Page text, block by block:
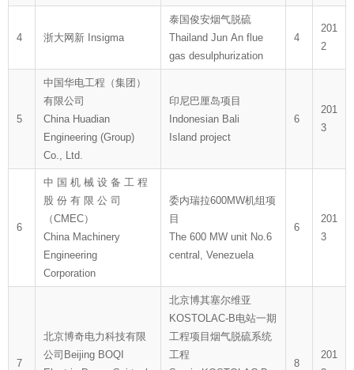
4 浙大网新 Insigma
泰国俊安烟气脱硫
Thailand Jun An flue
gas desulphurization
4
201
2
5
中国华电工程（集团）
有限公司
China Huadian
Engineering (Group)
Co., Ltd.
印尼巴厘岛项目
Indonesian Bali
Island project
6
201
3
6
中 国 机 械 设 备 工 程
股 份 有 限 公 司
（CMEC）
China Machinery
Engineering
Corporation
委内瑞拉600MW机组项
目
The 600 MW unit No.6
central, Venezuela
6
201
3
7
北京博奇电力科技有限
公司Beijing BOQI
北京博其塞尔维亚
KOSTOLAC-B电站一期
工程项目烟气脱硫系统
工程
8
201